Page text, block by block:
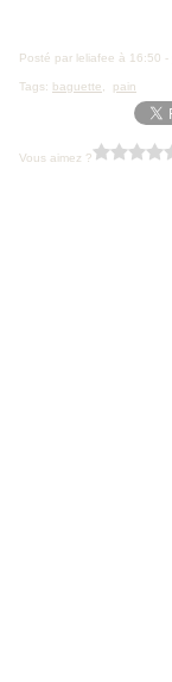
Posté par leliafee à 16:50 -
Tags: baguette pain
Vous aimez ?